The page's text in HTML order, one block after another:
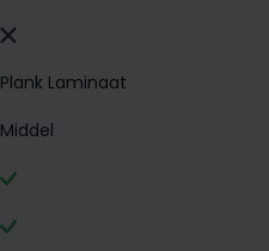
Plank Laminaat
Middel